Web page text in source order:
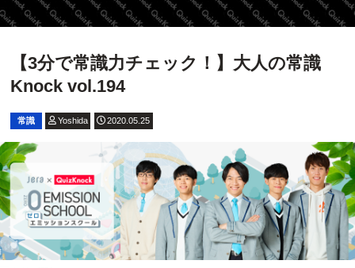
【3分で常識力チェック！】大人の常識
Knock vol.194
常識 Yoshida 2020.05.25